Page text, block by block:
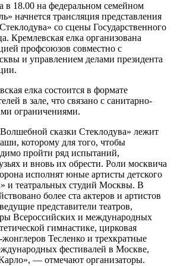
в 18.00 на федеральном семейном
начнется трансляция представления
со сцены Государственного
Кремлевская елка организована
профсоюзов совместно с
и управлением делами президента
елка состоится в формате
в зале, что связано с санитарно-
ограничениями.
сказки Стеклодува» лежит
которому для того, чтобы
пройти ряд испытаний,
и вновь их обрести. Роли москвича
исполнят юные артисты детского
и театральных студий Москвы. В
более ста актеров и артистов
представители театров,
Всероссийских и международных
гимнастике, цирковая
жонглеров Тесленко и трехкратные
фестивалей в Москве,
— отмечают организаторы.